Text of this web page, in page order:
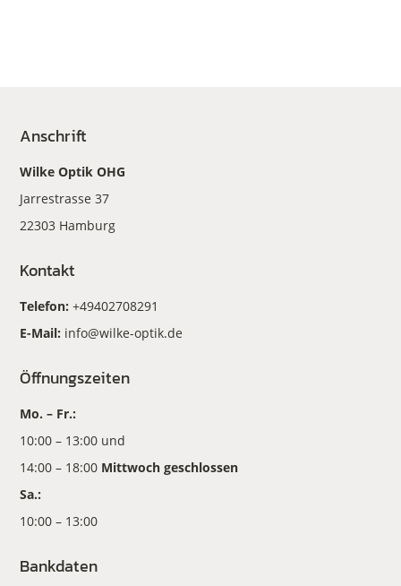
Anschrift
Wilke Optik OHG
Jarrestrasse 37
22303 Hamburg
Kontakt
Telefon:+49402708291
E-Mail: info@wilke-optik.de
Öffnungszeiten
Mo. – Fr.:
10:00 – 13:00 und
14:00 – 18:00 Mittwoch geschlossen
Sa.:
10:00 – 13:00
Bankdaten